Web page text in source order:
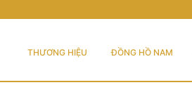
THƯƠNG HIỆU ĐỒNG HỒ NAM